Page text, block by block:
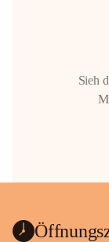
Sieh